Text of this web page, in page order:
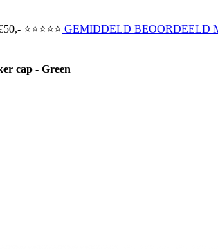
⭐⭐⭐⭐⭐ GEMIDDELD BEOORDEELD
cap - Green